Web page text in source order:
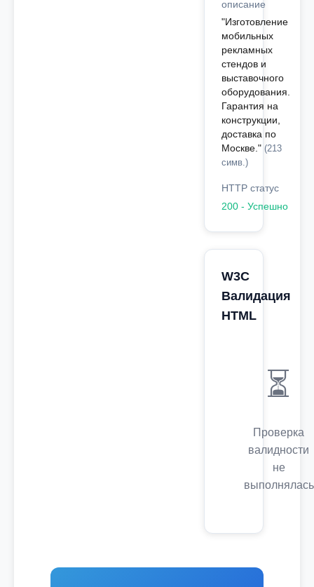
описание
"Изготовление
мобильных
рекламных
стендов и
выставочного
оборудования.
Гарантия на
конструкции,
доставка по
Москве." (213
симв.)
HTTP статус
200 - Успешно
W3C
Валидация
HTML
⏳
Проверка
валидности
не
выполнялась